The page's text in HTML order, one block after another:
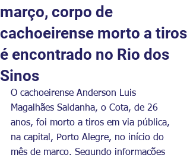
março, corpo de
cachoeirense morto a tiros
é encontrado no Rio dos
Sinos
O cachoeirense Anderson Luis
Magalhães Saldanha, o Cota, de 26
anos, foi morto a tiros em via pública,
na capital, Porto Alegre, no início do
mês de março. Segundo informações